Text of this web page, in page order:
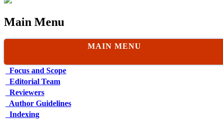
Main Menu
MAIN MENU
Focus and Scope
Editorial Team
Reviewers
Author Guidelines
Indexing